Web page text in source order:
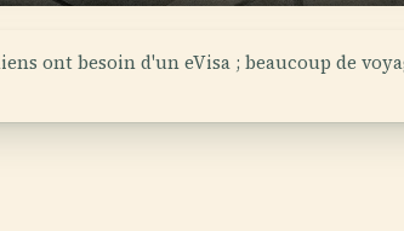
ont besoin d'un eVisa ; beaucoup de